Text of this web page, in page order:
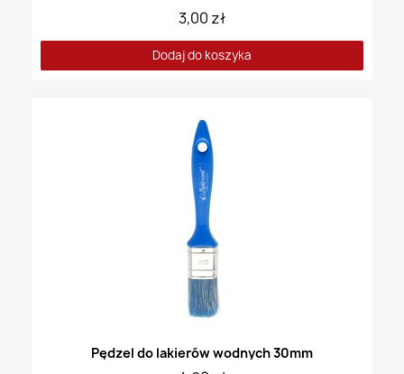
3,00 zł
Dodaj do koszyka
Pędzel do lakierów wodnych 30mm